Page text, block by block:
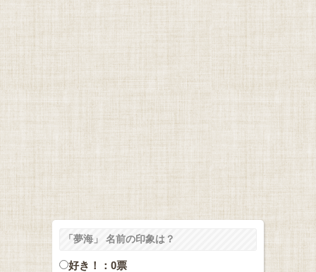
「夢海」 名前の印象は？
好き！：0票